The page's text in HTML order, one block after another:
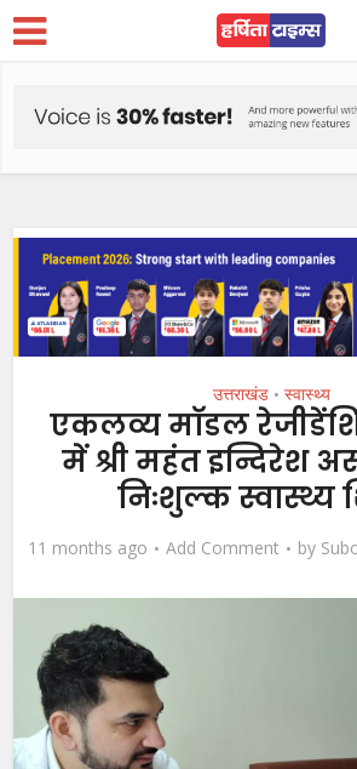
उत्तराखंड • स्वास्थ्य
एकलव्य माॅडल
में श्री महंत इन्दिरेश
निःशुल्क स्वास्थ्य
11 months ago Add Comment by